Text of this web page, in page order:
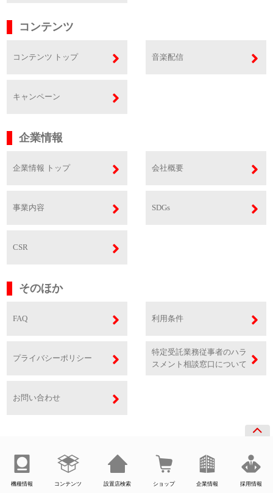
機種情報 コンテンツ 設置店検索 ショップ 企業情報 採用情報
コンテンツ
コンテンツ トップ 音楽配信
キャンペーン
企業情報
企業情報 トップ 会社概要
事業内容 SDGs
CSR
そのほか
FAQ 利用条件
プライバシーポリシー
特定受託業務従事者のハラ
スメント相談窓口について
お問い合わせ